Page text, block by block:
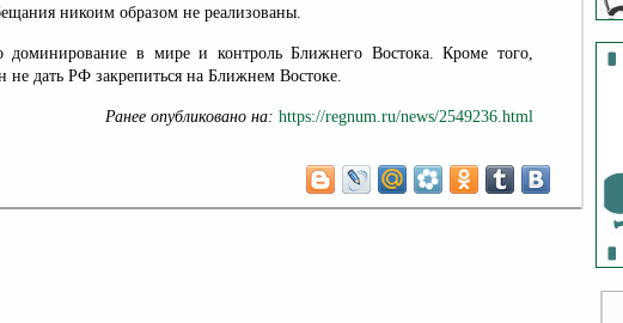
никоим образом не реализованы.
в мире и контроль Ближнего Востока. Кроме того,
не дать РФ закрепиться на Ближнем Востоке.
Ранее опубликовано на: https://regnum.ru/news/2549236.html